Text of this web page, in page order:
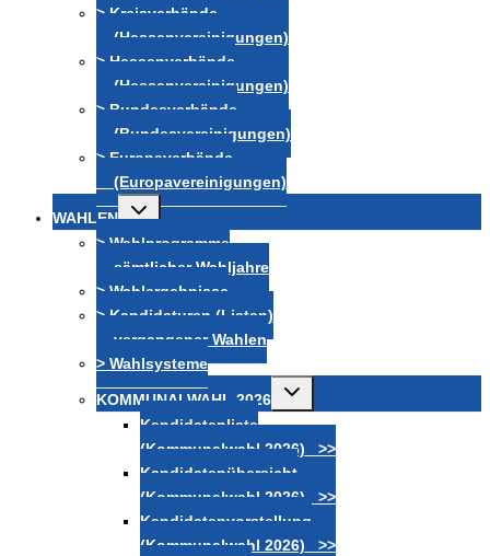
> Kreisverbände
(Hessenvereinigungen)
> Hessenverbände
(Hessenvereinigungen)
> Bundesverbände
(Bundesvereinigungen)
> Europaverbände
(Europavereinigungen)
WAHLEN
Untermenü
umschalten
> Wahlprogramme
sämtlicher Wahljahre
> Wahlergebnisse
> Kandidaturen (Listen)
vergangener Wahlen
> Wahlsysteme
KOMMUNALWAHL 2026
Untermenü
Kandidatenliste
(Kommunalwahl 2026) >>
Kandidatenübersicht
(Kommunalwahl 2026) >>
Kandidatenvorstellung
(Kommunalwahl 2026) >>